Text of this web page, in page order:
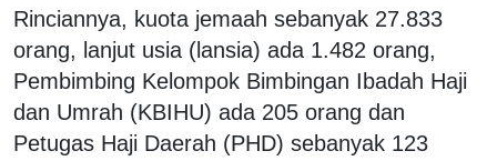
Rinciannya, kuota jemaah sebanyak 27.833
orang, lanjut usia (lansia) ada 1.482 orang,
Pembimbing Kelompok Bimbingan Ibadah Haji
dan Umrah (KBIHU) ada 205 orang dan
Petugas Haji Daerah (PHD) sebanyak 123